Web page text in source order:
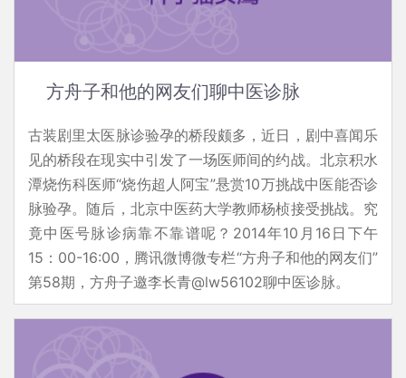
方舟子和他的网友们聊中医诊脉
古装剧里太医脉诊验孕的桥段颇多，近日，剧中喜闻乐
见的桥段在现实中引发了一场医师间的约战。北京积水
潭烧伤科医师“烧伤超人阿宝”悬赏10万挑战中医能否诊
脉验孕。随后，北京中医药大学教师杨桢接受挑战。究
竟中医号脉诊病靠不靠谱呢？2014年10月16日下午
15：00-16:00，腾讯微博微专栏“方舟子和他的网友们”
第58期，方舟子邀李长青@lw56102聊中医诊脉。